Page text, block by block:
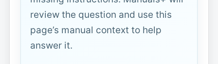
review the question and use this
page’s manual context to help
answer it.